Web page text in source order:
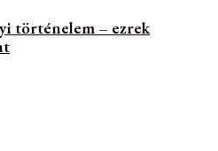
történelem – ezrek